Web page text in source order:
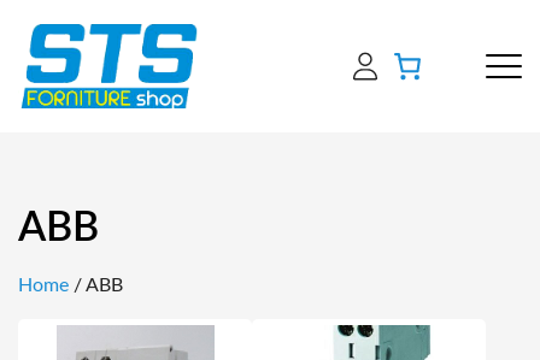
ABB
Home / ABB